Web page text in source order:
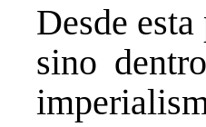
Desde
sino